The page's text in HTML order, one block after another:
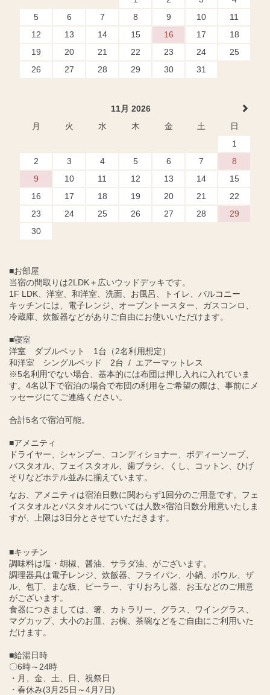
5
6 7 8 9 10
11
12
13 14 15 16 17
18
19
20 21 22 23 24
25
26
27 28 29 30 31
11月 2026
月
火 水 木 金 土
日
1
2
3 4 5 6 7
8
9
10 11 12 13 14
15
16
17 18 19 20 21
22
23
24 25 26 27 28
29
30
■お部屋
当宿の間取りは2LDK＋広いウッドデッキです。
1F LDK、洋室、和洋室、洗面、お風呂、トイレ、バルコニー
キッチンには、電子レンジ、オーブントースター、ガスコンロ、
冷蔵庫、炊飯器などがありご自由にお使いいただけます。
■寝室
洋室 ダブルベット 1台（2名利用想定）
和洋室 シングルベッド 2台 / エアーマットレス
※5名利用でない場合、基本的には布団は押し入れに入れていま
す。4名以下で宿泊の場合で布団の利用をご希望の際は、事前にメ
ッセージにてご連絡ください。
合計5名で宿泊可能。
■アメニティ
ドライヤー、シャンプー、コンディショナー、ボディーソープ、
バスタオル、フェイスタオル、歯ブラシ、くし、コットン、ひげ
そりなどホテル並みに揃えています。
なお、アメニティは宿泊日数に関わらず1回分のご用意です。フェ
イスタオルとバスタオルについては人数×宿泊日数分用意いたしま
すが、上限は3日分とさせていただきます。
■キッチン
調味料は塩・胡椒、醤油、サラダ油、がございます。
調理器具は電子レンジ、炊飯器、フライパン、小鍋、ボウル、ザ
ル、包丁、まな板、ピーラー、すりおろし器、お玉などのご用意
がございます。
食器につきましては、箸、カトラリー、グラス、ワイングラス、
マグカップ、大小のお皿、お椀、茶碗などをご自由にご利用いた
だけます。
■給湯日時
〇6時～24時
・月、金、土、日、祝祭日
・春休み(3月25日～4月7日)